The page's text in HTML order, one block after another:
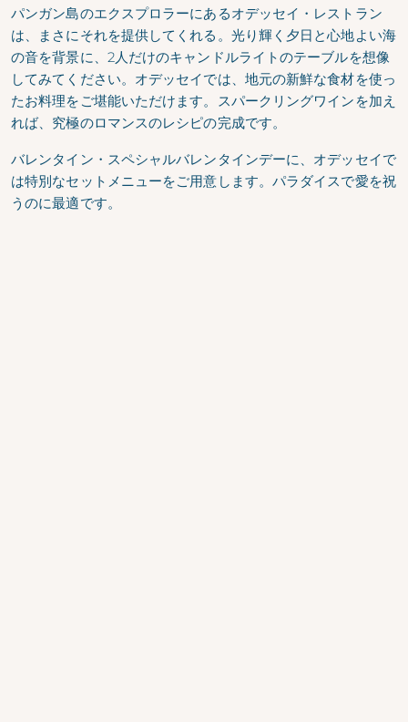
パンガン島のエクスプロラーにあるオデッセイ・レストラン
は、まさにそれを提供してくれる。光り輝く夕日と心地よい海
の音を背景に、2人だけのキャンドルライトのテーブルを想像
してみてください。オデッセイでは、地元の新鮮な食材を使っ
たお料理をご堪能いただけます。スパークリングワインを加え
れば、究極のロマンスのレシピの完成です。
バレンタイン・スペシャルバレンタインデーに、オデッセイで
は特別なセットメニューをご用意します。パラダイスで愛を祝
うのに最適です。